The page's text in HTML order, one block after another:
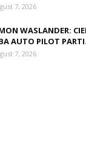
7, 2026
WASLANDER:
AUTO PILOT
7, 2026